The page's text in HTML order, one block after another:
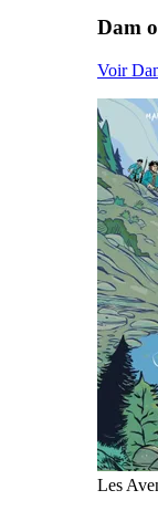
Dam
Voir
Les